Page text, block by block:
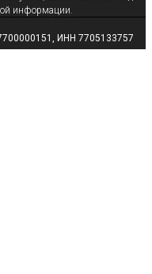
информации.
ИНН 7705133757